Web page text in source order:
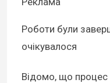
Роботи були
очікувалося
Відомо, що процес